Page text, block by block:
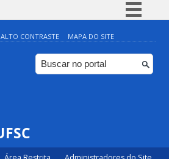
Simplifique!
Comunica BR
Participe
ALTO CONTRASTE MAPA DO SITE